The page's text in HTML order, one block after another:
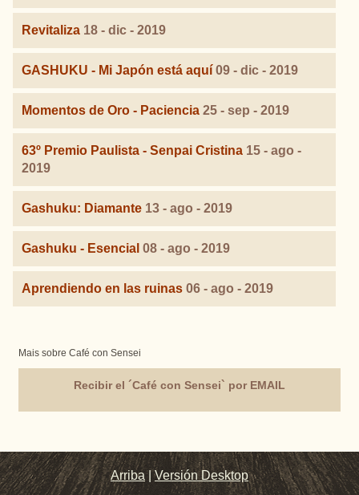
Revitaliza 18 - dic - 2019
GASHUKU - Mi Japón está aquí 09 - dic - 2019
Momentos de Oro - Paciencia 25 - sep - 2019
63º Premio Paulista - Senpai Cristina 15 - ago -
2019
Gashuku: Diamante 13 - ago - 2019
Gashuku - Esencial 08 - ago - 2019
Aprendiendo en las ruinas 06 - ago - 2019
Mais sobre Café con Sensei
Recibir el ´Café con Sensei` por EMAIL
Arriba |Versión Desktop